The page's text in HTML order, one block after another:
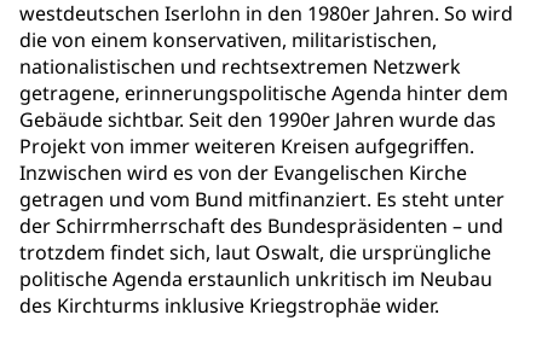
westdeutschen Iserlohn in den 1980er Jahren. So wird
die von einem konservativen, militaristischen,
nationalistischen und rechtsextremen Netzwerk
getragene, erinnerungspolitische Agenda hinter dem
Gebäude sichtbar. Seit den 1990er Jahren wurde das
Projekt von immer weiteren Kreisen aufgegriffen.
Inzwischen wird es von der Evangelischen Kirche
getragen und vom Bund mitfinanziert. Es steht unter
der Schirrmherrschaft des Bundespräsidenten – und
trotzdem findet sich, laut Oswalt, die ursprüngliche
politische Agenda erstaunlich unkritisch im Neubau
des Kirchturms inklusive Kriegstrophäe wider.